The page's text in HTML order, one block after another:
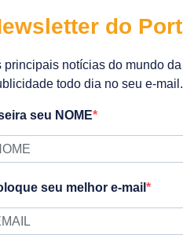
do
principais notícias do mundo da
todo dia no seu e-mail.
seu NOME
seu melhor e-mail